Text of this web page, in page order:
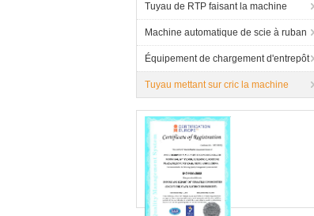
Tuyau de RTP faisant la machine
Machine automatique de scie à ruban
Équipement de chargement d'entrepôt
Tuyau mettant sur cric la machine